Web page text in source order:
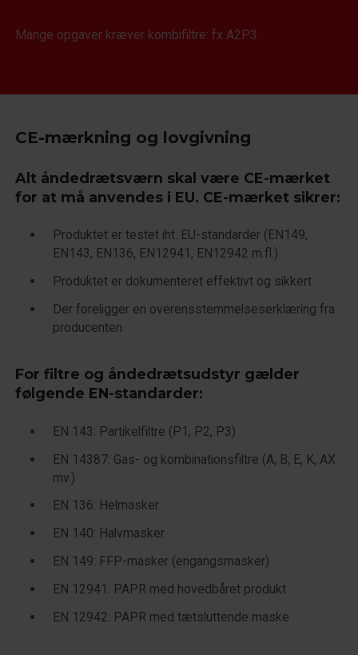
Mange opgaver kræver kombifiltre: fx A2P3.
CE-mærkning og lovgivning
Alt åndedrætsværn skal være CE-mærket
for at må anvendes i EU. CE-mærket sikrer:
Produktet er testet iht. EU-standarder (EN149,
EN143, EN136, EN12941, EN12942 m.fl.)
Produktet er dokumenteret effektivt og sikkert
Der foreligger en overensstemmelseserklæring fra
producenten
For filtre og åndedrætsudstyr gælder
følgende EN-standarder:
EN 143: Partikelfiltre (P1, P2, P3)
EN 14387: Gas- og kombinationsfiltre (A, B, E, K, AX
mv.)
EN 136: Helmasker
EN 140: Halvmasker
EN 149: FFP-masker (engangsmasker)
EN 12941: PAPR med hovedbåret produkt
EN 12942: PAPR med tætsluttende maske